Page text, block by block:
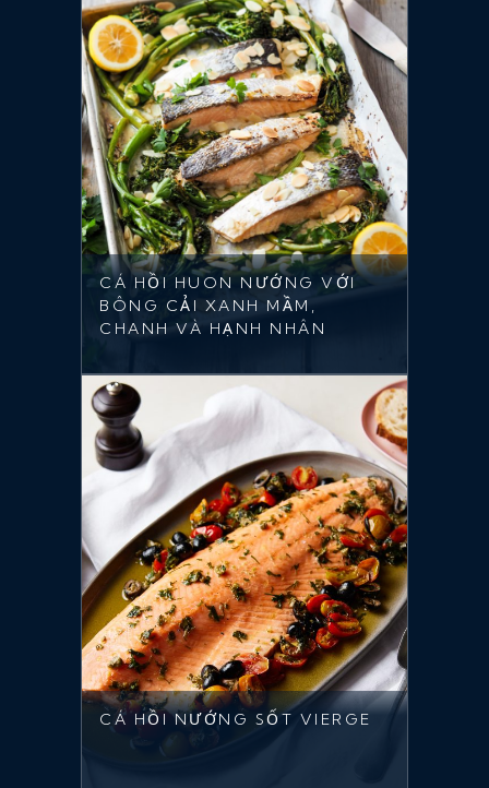
CÁ HỒI HUON NƯỚNG VỚI
BÔNG CẢI XANH MẦM,
CHANH VÀ HẠNH NHÂN
CÁ HỒI NƯỚNG SỐT VIERGE